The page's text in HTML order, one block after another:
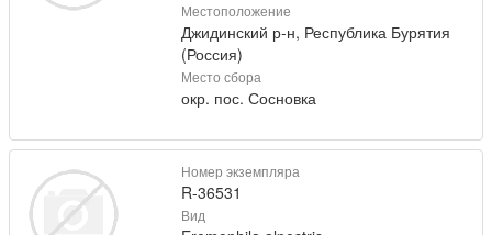
Местоположение
Джидинский р-н, Республика Бурятия
(Россия)
Место сбора
окр. пос. Сосновка
Номер экземпляра
R-36531
Вид